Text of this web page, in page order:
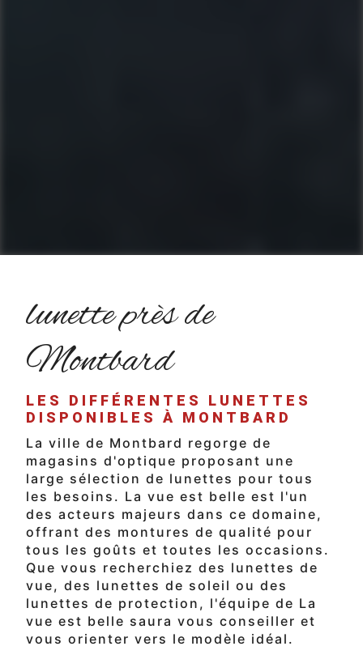
lunette près de
Montbard
LES DIFFÉRENTES LUNETTES
DISPONIBLES À MONTBARD
La ville de Montbard regorge de
magasins d'optique proposant une
large sélection de lunettes pour tous
les besoins. La vue est belle est l'un
des acteurs majeurs dans ce domaine,
offrant des montures de qualité pour
tous les goûts et toutes les occasions.
Que vous recherchiez des lunettes de
vue, des lunettes de soleil ou des
lunettes de protection, l'équipe de La
vue est belle saura vous conseiller et
vous orienter vers le modèle idéal.